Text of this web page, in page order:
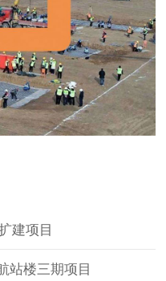
建项目
站楼三期项目